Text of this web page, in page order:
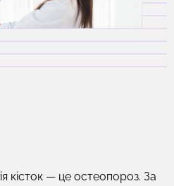
кісток — це остеопороз. За